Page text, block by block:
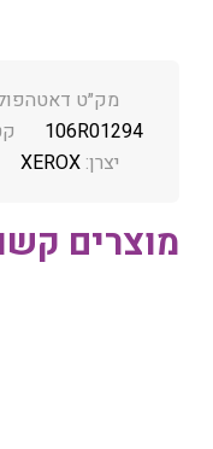
מק״ט
106R01294
יצרן:XEROX
מוצרים